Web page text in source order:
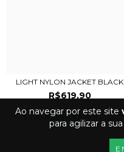
Ao navegar por este site
para agilizar a
LIGHT NYLON JACKET BLACK
R$619,90
3 x de R$206,63 sem juros